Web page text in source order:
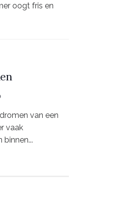
oogt fris en
van een
vaak